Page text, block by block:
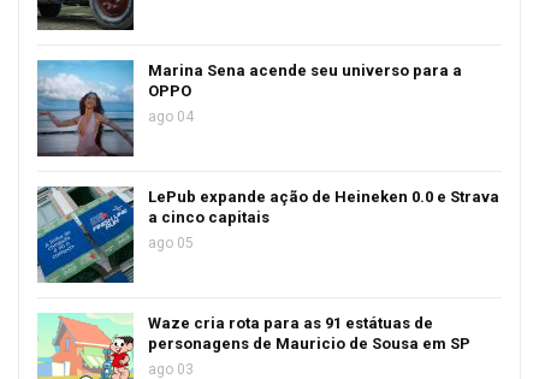
Marina Sena acende seu universo para a
OPPO
ago 04
LePub expande ação de Heineken 0.0 e Strava
a cinco capitais
ago 05
Waze cria rota para as 91 estátuas de
personagens de Mauricio de Sousa em SP
ago 03